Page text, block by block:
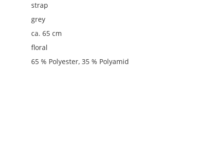
strap
grey
ca. 65 cm
floral
65 % Polyester, 35 % Polyamid